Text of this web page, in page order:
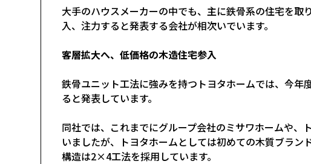
大手のハウスメーカーの中でも、主に鉄骨系の住宅を
入、注力すると発表する会社が相次いでいます。
客層拡大へ、低価格の木造住宅参入
鉄骨ユニット工法に強みを持つトヨタホームでは、今
ると発表しています。
同社では、これまでにグループ会社のミサワホームや
いましたが、トヨタホームとしては初めての木質ブラン
構造は2×4工法を採用しています。